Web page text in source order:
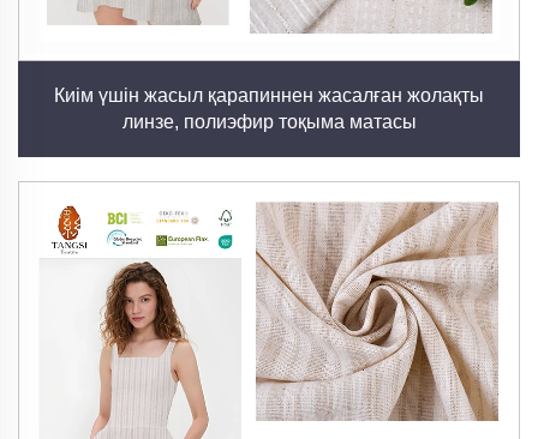
ақ мода дизайнерлері мен үй жиһазын
Матаны басу, тоқу және аяқтау сияқты өндірістің
барлық сатыларына қатысу сапаның тұрақтылығы
мен баптау опцияларын қамтамасыз етеді. Бұл
тікелей интеграция арқылы біз нарықтағы дамуға
жылдам бейімделе аламыз және
ыңғайластырылған шешімдер әкелеміз.
3. Инновациялар мен ыңғайлау
Киім үшін жасыл қарапиннен жасалған жолақты
линзе, полиэфир тоқыма матасы